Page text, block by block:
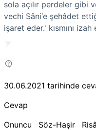
sola açılır perdeler gibi
vechi Sâni‘e şehâdet
işaret eder.' kısmını
30.06.2021 tarihinde
Cevap
Onuncu Söz-Haşir